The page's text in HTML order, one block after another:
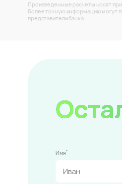
Произведенные расчеты носят
Более точную информацию могут
представители банка.
Имя*